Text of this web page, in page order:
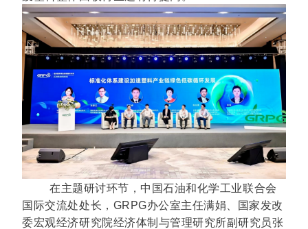
在主题研讨环节，中国石油和化学工业联合会
国际交流处处长，GRPG办公室主任满娟、国家发改
委宏观经济研究院经济体制与管理研究所副研究员张